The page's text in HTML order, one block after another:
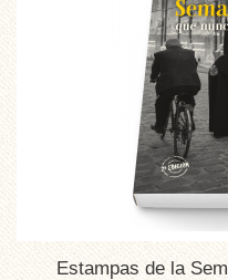
Estampas de la